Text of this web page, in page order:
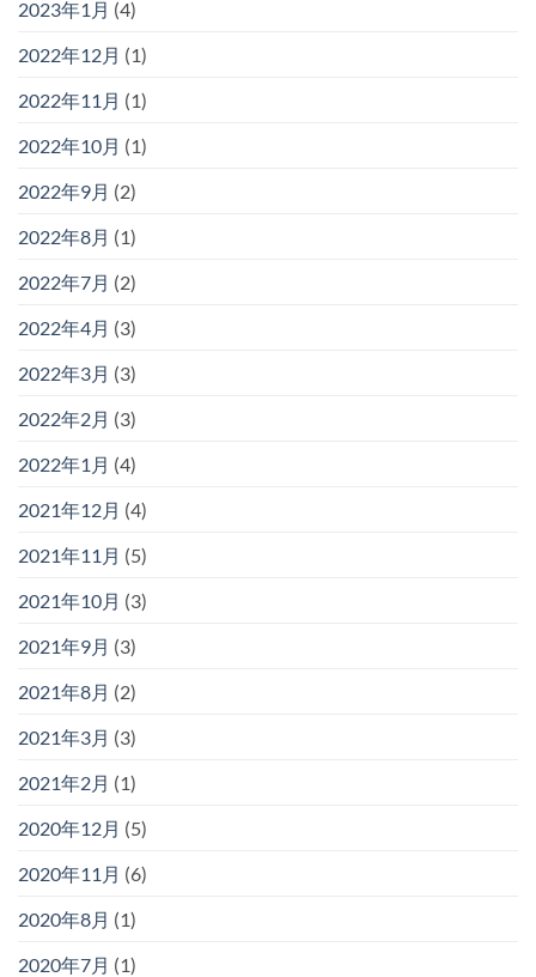
2023年1月 (4)
2022年12月 (1)
2022年11月 (1)
2022年10月 (1)
2022年9月 (2)
2022年8月 (1)
2022年7月 (2)
2022年4月 (3)
2022年3月 (3)
2022年2月 (3)
2022年1月 (4)
2021年12月 (4)
2021年11月 (5)
2021年10月 (3)
2021年9月 (3)
2021年8月 (2)
2021年3月 (3)
2021年2月 (1)
2020年12月 (5)
2020年11月 (6)
2020年8月 (1)
2020年7月 (1)